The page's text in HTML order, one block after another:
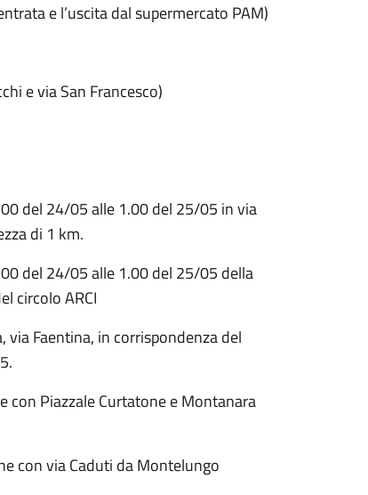
e l’uscita dal supermercato PAM)
e via San Francesco)
del 24/05 alle 1.00 del 25/05 in via
di 1 km.
del 24/05 alle 1.00 del 25/05 della
circolo ARCI
Faentina, in corrispondenza del
con Piazzale Curtatone e Montanara
con via Caduti da Montelungo